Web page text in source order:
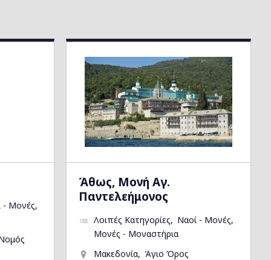
- Μονές
Άθως, Μονή Αγ.
Παντελεήμονος
Λοιπές Κατηγορίες
Ναοί - Μονές
Μονές - Μοναστήρια
Μακεδονία
Άγιο Όρος